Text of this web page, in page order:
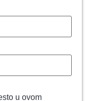
u ovom